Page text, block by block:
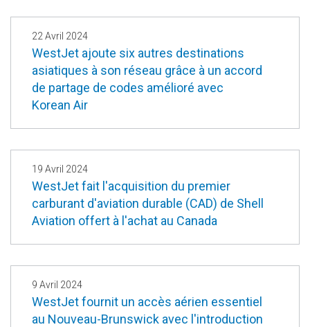
22 Avril 2024
WestJet ajoute six autres destinations
asiatiques à son réseau grâce à un accord
de partage de codes amélioré avec
Korean Air
19 Avril 2024
WestJet fait l'acquisition du premier
carburant d'aviation durable (CAD) de Shell
Aviation offert à l'achat au Canada
9 Avril 2024
WestJet fournit un accès aérien essentiel
au Nouveau-Brunswick avec l'introduction